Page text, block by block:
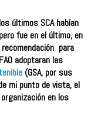
últimos SCA habían
fue en el último, en
para
adoptaran las
(GSA, por sus
mi punto de vista, el
en los